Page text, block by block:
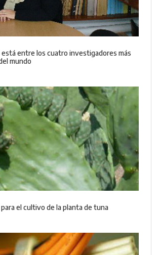
entre los cuatro investigadores más
mundo
el cultivo de la planta de tuna